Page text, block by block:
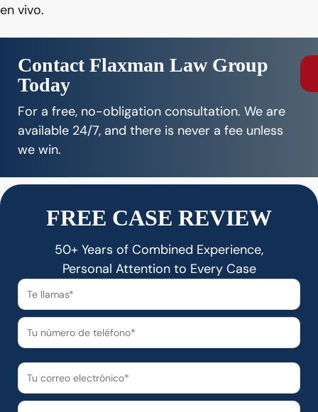
en vivo.
Contact Flaxman Law Group
Today
For a free, no-obligation consultation. We are
available 24/7, and there is never a fee unless
we win.
FREE CASE REVIEW
50+ Years of Combined Experience,
Personal Attention to Every Case